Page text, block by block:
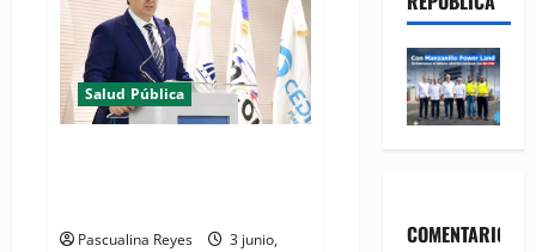
Salud Pública
Pascualina Reyes
3 junio,
COMENTARIOS